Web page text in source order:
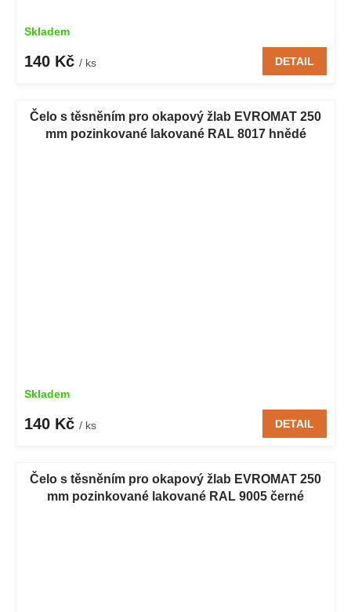
Skladem
140 Kč / ks DETAIL
Čelo s těsněním pro okapový žlab EVROMAT 250
mm pozinkované lakované RAL 8017 hnědé
Skladem
140 Kč / ks DETAIL
Čelo s těsněním pro okapový žlab EVROMAT 250
mm pozinkované lakované RAL 9005 černé